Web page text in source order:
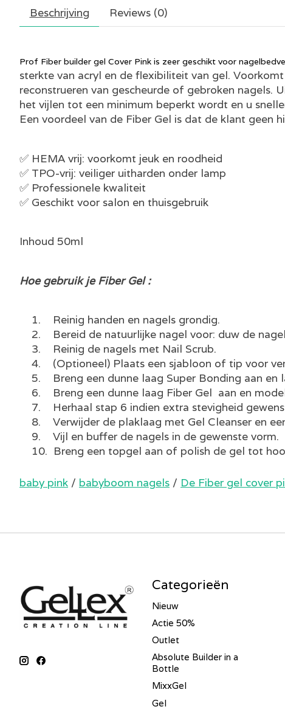
Beschrijving Reviews (0)
Prof Fiber builder gel Cover Pink is zeer geschikt voor
sterkte van acryl en de flexibiliteit van gel.
reconstrueren van gescheurde of gebroken
het vijlen tot een minimum beperkt wordt en u
Een voordeel van de Fiber Gel is dat de klant geen
✅ HEMA vrij: voorkomt jeuk en roodheid
✅ TPO-vrij: veiliger uitharden onder lamp
✅ Professionele kwaliteit
✅ Geschikt voor salon en thuisgebruik
Inhoud 50ml
Hoe gebruik je Fiber Gel :
1. Reinig handen en nagels grondig.
2. Bereid de natuurlijke nagel voor: duw de
3. Reinig de nagels met Nail Scrub.
4. (Optioneel) Plaats een sjabloon of tip voor
5. Breng een dunne laag Super Bonding aan en
6. Breng een dunne laag Fiber Gel aan en
7. Herhaal stap 6 indien extra stevigheid
8. Verwijder de plaklaag met Gel Cleanser en
9. Vijl en buffer de nagels in de gewenste vorm.
10. Breng een topgel aan of polish de gel tot
baby pink / babyboom nagels / De Fiber gel cover
Categorieën
Nieuw
Actie 50%
Outlet
Absolute Builder in a
Bottle
MixxGel
Gel